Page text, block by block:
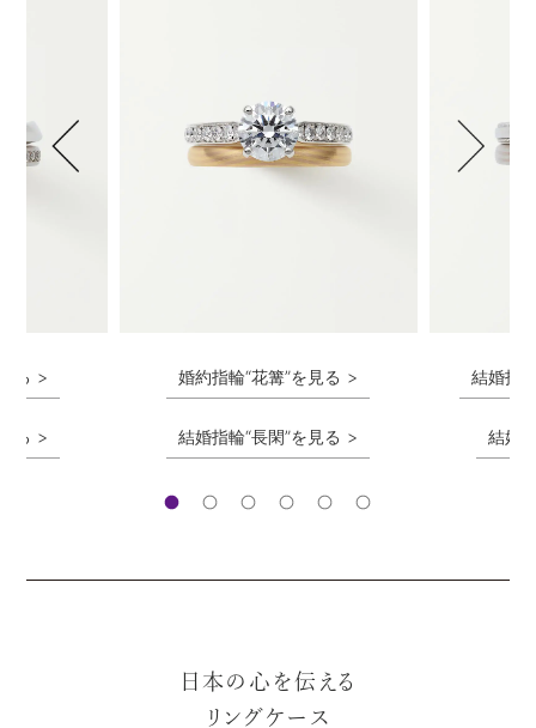
る
る
婚約指輪“花篝”を見る
結婚指輪“長閑”を見る
結婚指
結婚
日本の心を伝える
リングケース